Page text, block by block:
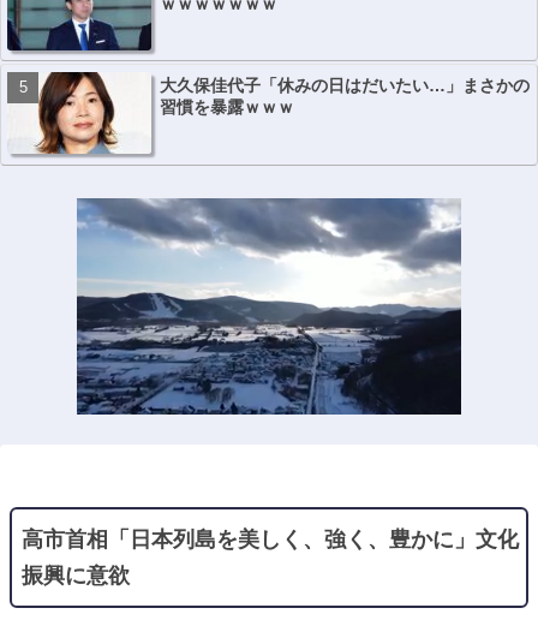
大久保佳代子「休みの日はだいたい…」まさかの
習慣を暴露ｗｗｗ
高市首相「日本列島を美しく、強く、豊かに」文化
振興に意欲